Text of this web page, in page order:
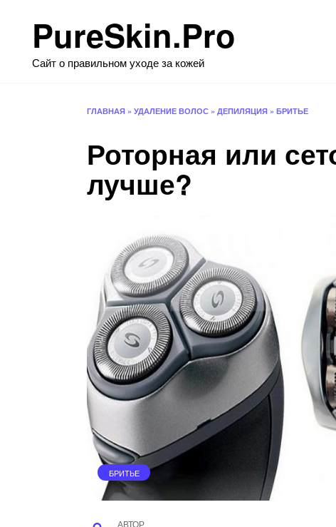
содержаниюPureSkin.Pro
Сайт о правильном уходе за кожей
ГЛАВНАЯ » УДАЛЕНИЕ ВОЛОС » ДЕПИЛЯЦИЯ » БРИТЬЕ
Роторная или
лучше?
БРИТЬЕ
АВТОР